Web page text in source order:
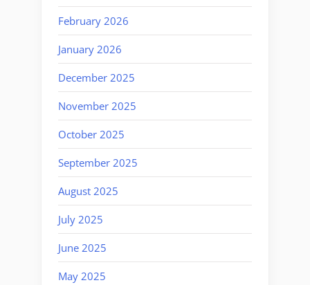
February 2026
January 2026
December 2025
November 2025
October 2025
September 2025
August 2025
July 2025
June 2025
May 2025